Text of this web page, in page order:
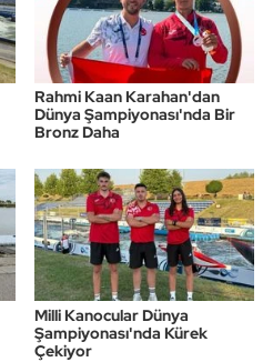
Rahmi Kaan Karahan'dan
Dünya Şampiyonası'nda Bir
Bronz Daha
Milli Kanocular Dünya
Şampiyonası'nda Kürek
Çekiyor